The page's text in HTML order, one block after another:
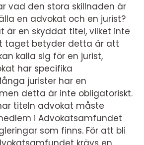
vad den stora skillnaden är
en advokat och en jurist?
är en skyddat titel, vilket inte
taget betyder detta är att
kalla sig för en jurist,
har specifika
jurister har en
detta är inte obligatoriskt.
titeln advokat måste
i Advokatsamfundet
som finns. För att bli